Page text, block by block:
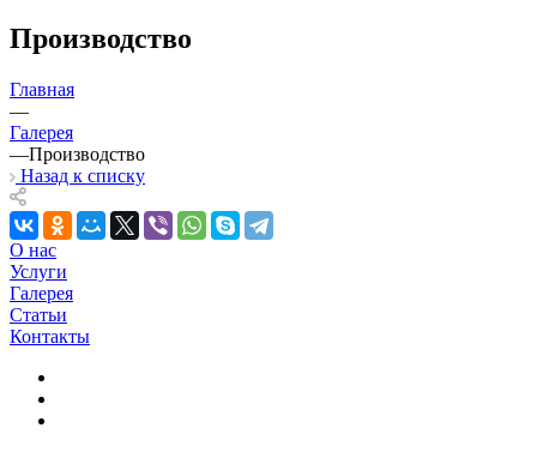
Производство
Главная
—
Галерея
—Производство
Назад к списку
О нас
Услуги
Галерея
Статьи
Контакты